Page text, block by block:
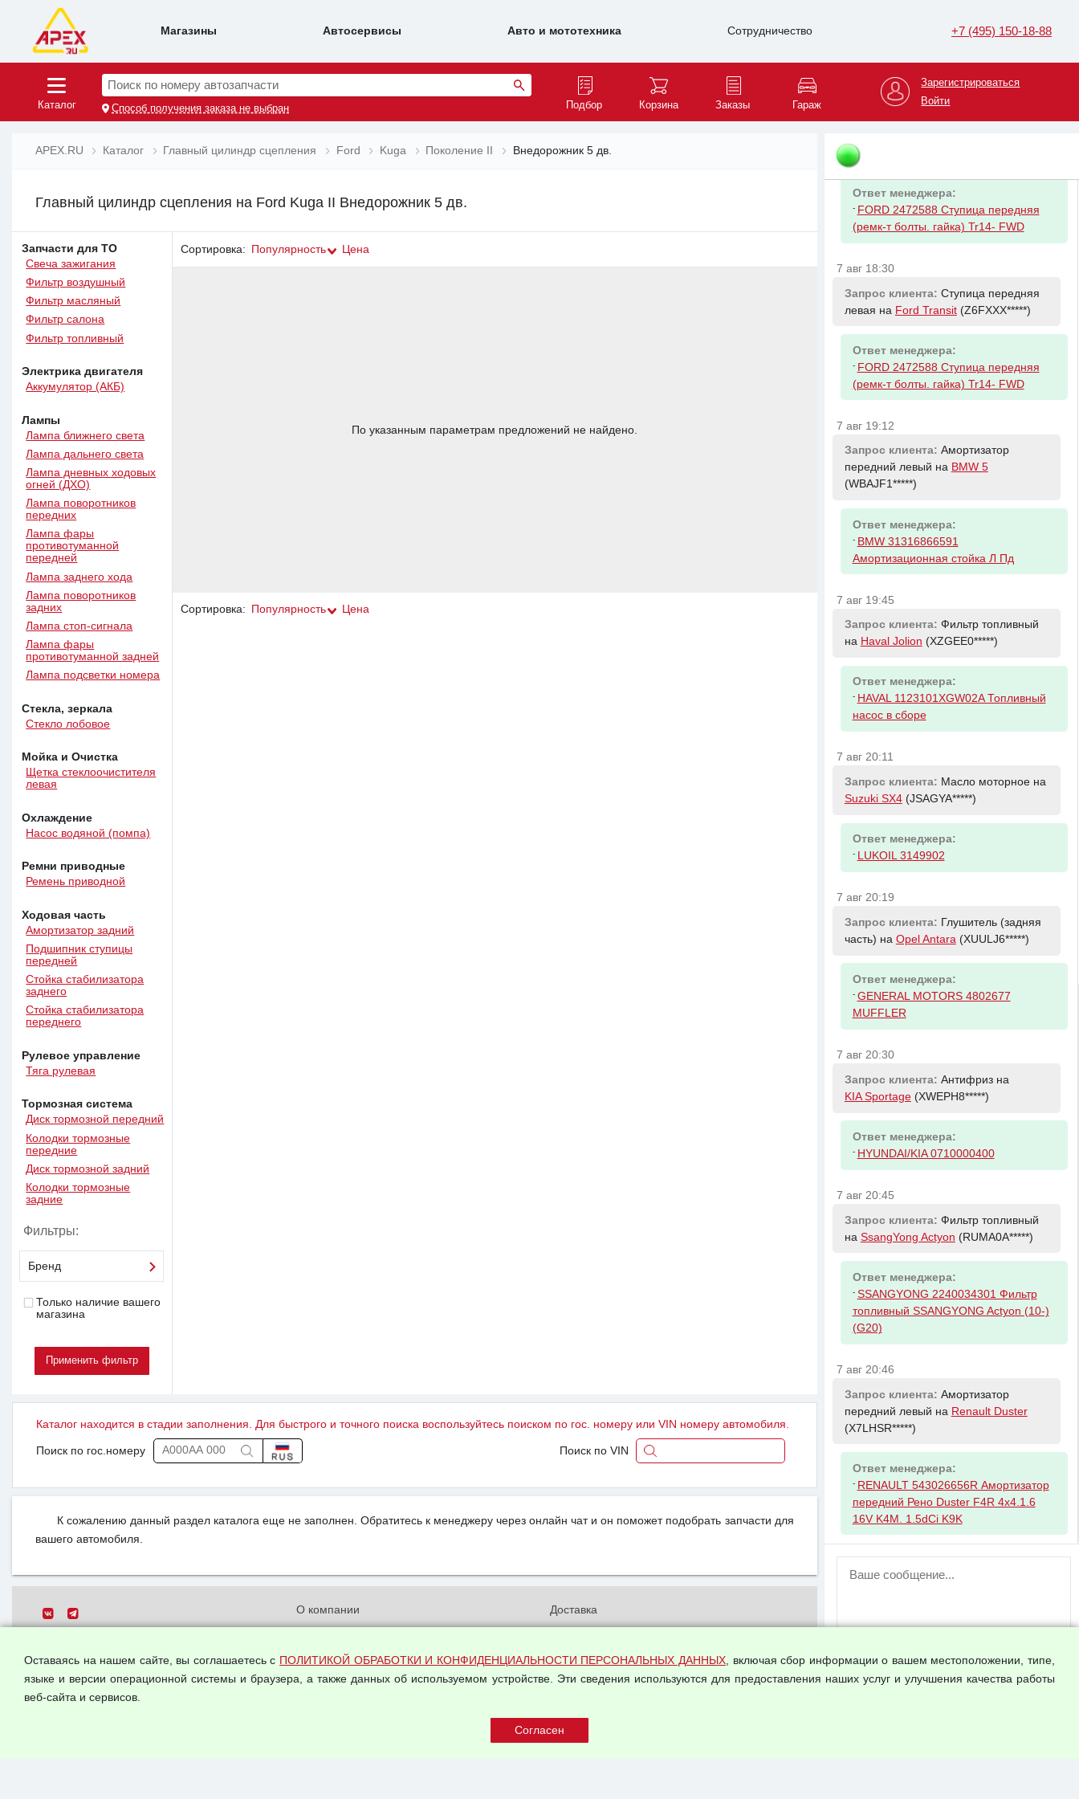
Магазины Автосервисы Авто и мототехника Сотрудничество +7 (495) 150-18-88
Каталог
Поиск по номеру автозапчасти
Способ получения заказа не выбран Подбор Корзина Заказы Гараж
Зарегистрироваться
Войти
APEX.RU Каталог Главный цилиндр сцепления Ford Kuga Поколение II Внедорожник 5 дв.
Главный цилиндр сцепления на Ford Kuga II Внедорожник 5 дв.
Запчасти для ТО
Свеча зажигания
Фильтр воздушный
Фильтр масляный
Фильтр салона
Фильтр топливный
Электрика двигателя
Аккумулятор (АКБ)
Лампы
Лампа ближнего света
Лампа дальнего света
Лампа дневных ходовых
огней (ДХО)
Лампа поворотников
передних
Лампа фары
противотуманной
передней
Лампа заднего хода
Лампа поворотников
задних
Лампа стоп-сигнала
Лампа фары
противотуманной задней
Лампа подсветки номера
Стекла, зеркала
Стекло лобовое
Мойка и Очистка
Щетка стеклоочистителя
левая
Охлаждение
Насос водяной (помпа)
Ремни приводные
Ремень приводной
Ходовая часть
Амортизатор задний
Подшипник ступицы
передней
Стойка стабилизатора
заднего
Стойка стабилизатора
переднего
Рулевое управление
Тяга рулевая
Тормозная система
Диск тормозной передний
Колодки тормозные
передние
Диск тормозной задний
Колодки тормозные
задние
Фильтры:
Бренд
Только наличие вашего
магазина
Сортировка: Популярность Цена
По указанным параметрам предложений не найдено.
Сортировка: Популярность Цена
Каталог находится в стадии заполнения. Для быстрого и точного поиска воспользуйтесь поиском по гос. номеру или VIN номеру автомобиля.
Поиск по гос.номеру Поиск по VIN
К сожалению данный раздел каталога еще не заполнен. Обратитесь к менеджеру через онлайн чат и он поможет подобрать запчасти для
вашего автомобиля.
Все права защищены.
О компании
данных
Доставка
Оплата и возвраты
Арендодателям
Оставаясь на нашем сайте, вы соглашаетесь с ПОЛИТИКОЙ ОБРАБОТКИ И КОНФИДЕНЦИАЛЬНОСТИ ПЕРСОНАЛЬНЫХ ДАННЫХ, включая сбор информации о вашем местоположении, типе,
языке и версии операционной системы и браузера, а также данных об используемом устройстве. Эти сведения используются для предоставления наших услуг и улучшения качества работы
веб-сайта и сервисов.
HYUNDAI/KIA 54651L2100
левая на
Ответ менеджера:
- FORD 2472588 Ступица передняя
(ремк-т болты. гайка) Tr14- FWD
7 авг 18:30
Запрос клиента: Ступица передняя
левая на Ford Transit(Z6FXXX*****)
Ответ менеджера:
- FORD 2472588 Ступица передняя
(ремк-т болты. гайка) Tr14- FWD
7 авг 19:12
Запрос клиента: Амортизатор
передний левый на BMW 5
(WBAJF1*****)
Ответ менеджера:
- BMW 31316866591
Амортизационная стойка Л Пд
7 авг 19:45
Запрос клиента: Фильтр топливный
на Haval Jolion (XZGEE0*****)
Ответ менеджера:
- HAVAL 1123101XGW02A Топливный
насос в сборе
7 авг 20:11
Запрос клиента: Масло моторное на
Suzuki SX4(JSAGYA*****)
Ответ менеджера:
- LUKOIL 3149902
7 авг 20:19
Запрос клиента: Глушитель (задняя
часть) на Opel Antara (XUULJ6*****)
Ответ менеджера:
- GENERAL MOTORS 4802677
MUFFLER
7 авг 20:30
Запрос клиента: Антифриз на
KIA Sportage(XWEPH8*****)
Ответ менеджера:
- HYUNDAI/KIA 0710000400
7 авг 20:45
Запрос клиента: Фильтр топливный
на SsangYong Actyon (RUMA0A*****)
Ответ менеджера:
- SSANGYONG 2240034301 Фильтр
топливный SSANGYONG Actyon (10-)
(G20)
7 авг 20:46
Запрос клиента: Амортизатор
передний левый на Renault Duster
(X7LHSR*****)
Ответ менеджера:
- RENAULT 543026656R Амортизатор
передний Рено Duster F4R 4x4.1.6
16V K4M. 1.5dCi K9K
ВНИМАНИЕ!
пользователей временно отключена!
аккаунт.